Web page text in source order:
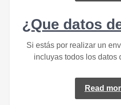
¿Que datos
Si estás por realizar un
incluyas todos los
Read